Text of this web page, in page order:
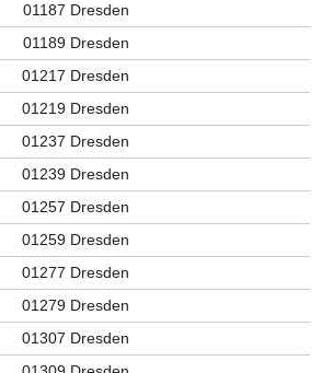
01187 Dresden
01189 Dresden
01217 Dresden
01219 Dresden
01237 Dresden
01239 Dresden
01257 Dresden
01259 Dresden
01277 Dresden
01279 Dresden
01307 Dresden